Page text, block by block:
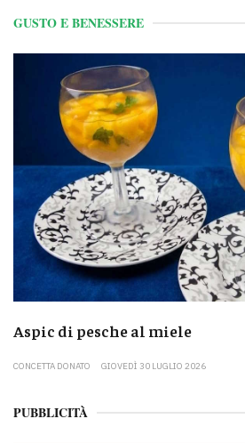
GUSTO E BENESSERE
Aspic di pesche al miele
CONCETTA DONATO GIOVEDÌ 30 LUGLIO 2026
PUBBLICITÀ